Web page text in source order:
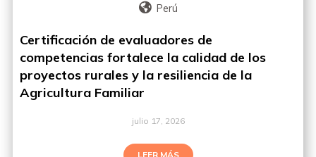
Perú
Certificación de evaluadores de
competencias fortalece la calidad de los
proyectos rurales y la resiliencia de la
Agricultura Familiar
julio 17, 2026
LEER MÁS